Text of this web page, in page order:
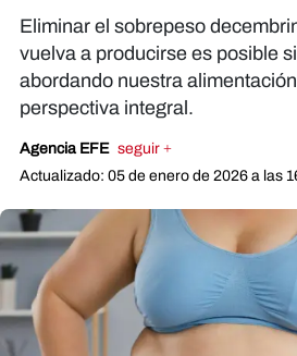
Eliminar el sobrepeso
vuelva a producirse es posible
abordando nuestra
perspectiva integral.
Agencia EFE seguir +
Actualizado: 05 de enero de 2026 a las